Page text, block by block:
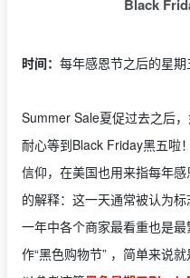
Black
时间： 每年感恩节之后的星期
Summer Sale夏促过去之后
耐心等到Black Friday黑五啦
信仰，在美国也用来指每年
的解释：这一天通常被认为
一年中各个商家最看重也是
作“黑色购物节” ，简单来说